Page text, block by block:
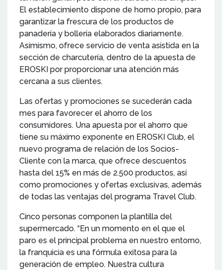
El establecimiento dispone de horno propio, para
garantizar la frescura de los productos de
panadería y bollería elaborados diariamente.
Asimismo, ofrece servicio de venta asistida en la
sección de charcutería, dentro de la apuesta de
EROSKI por proporcionar una atención más
cercana a sus clientes.
Las ofertas y promociones se sucederán cada
mes para favorecer el ahorro de los
consumidores. Una apuesta por el ahorro que
tiene su máximo exponente en EROSKI Club, el
nuevo programa de relación de los Socios-
Cliente con la marca, que ofrece descuentos
hasta del 15% en más de 2.500 productos, así
como promociones y ofertas exclusivas, además
de todas las ventajas del programa Travel Club.
Cinco personas componen la plantilla del
supermercado. “En un momento en el que el
paro es el principal problema en nuestro entorno,
la franquicia es una fórmula exitosa para la
generación de empleo. Nuestra cultura